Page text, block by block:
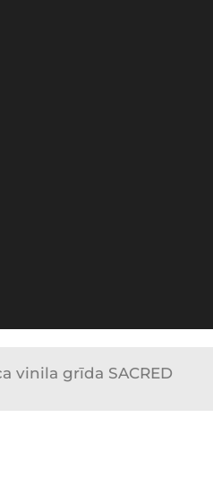
vinila grīda SACRED